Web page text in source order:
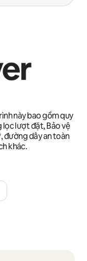
này bao gồm quy
lọc lượt đặt, Bảo vệ
đường dây an toàn
khác.